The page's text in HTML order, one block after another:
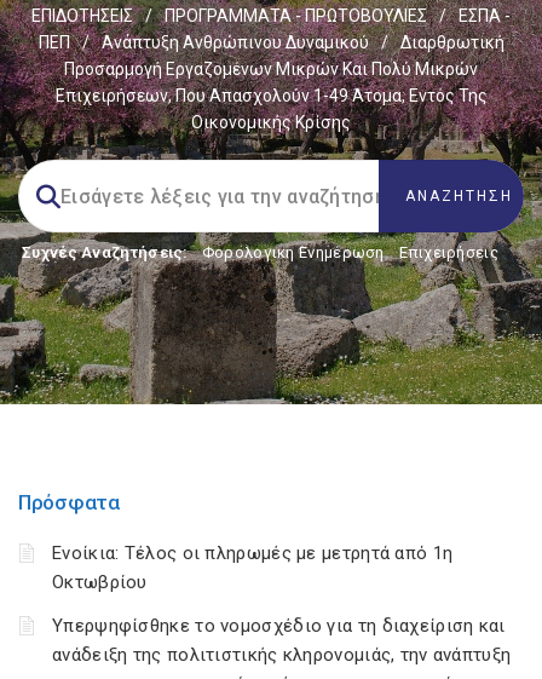
ΕΠΙΔΟΤΗΣΕΙΣ
/ ΠΡΟΓΡΑΜΜΑΤΑ - ΠΡΩΤΟΒΟΥΛΙΕΣ /
ΕΣΠΑ -
ΠΕΠ
/ Ανάπτυξη Ανθρώπινου Δυναμικού /
Διαρθρωτική
Προσαρμογή Εργαζομένων Μικρών Και Πολύ Μικρών
Επιχειρήσεων, Που Απασχολούν 1-49 Άτομα, Εντός Της
Οικονομικής Κρίσης
Συχνές Αναζητήσεις: Φορολογικη Ενημέρωση, Επιχειρήσεις
Πρόσφατα
Ενοίκια: Τέλος οι πληρωμές με μετρητά από 1η
Οκτωβρίου
Υπερψηφίσθηκε το νομοσχέδιο για τη διαχείριση και
ανάδειξη της πολιτιστικής κληρονομιάς, την ανάπτυξη